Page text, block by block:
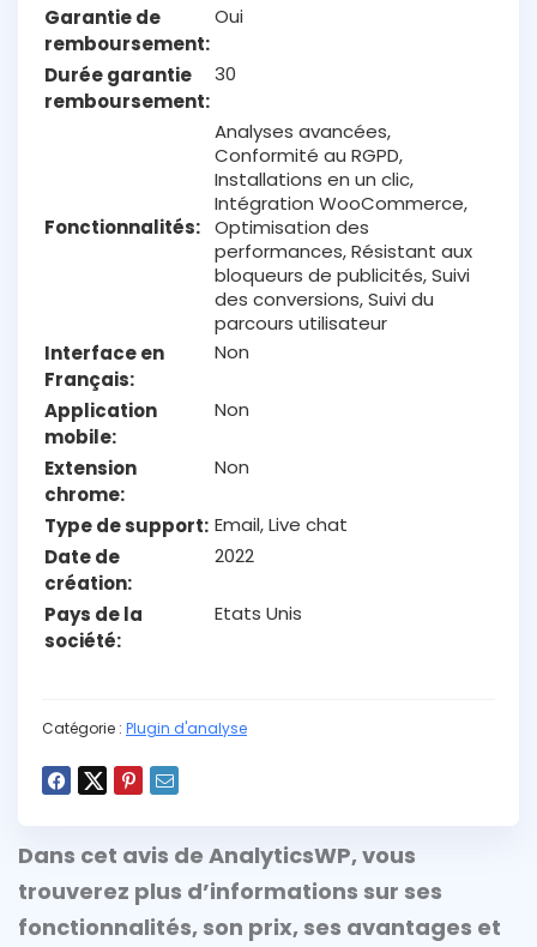
Garantie de
remboursement
Oui
Durée garantie
remboursement
30
Fonctionnalités
Analyses avancées,
Conformité au RGPD,
Installations en un clic,
Intégration WooCommerce,
Optimisation des
performances, Résistant aux
bloqueurs de publicités, Suivi
des conversions, Suivi du
parcours utilisateur
Interface en
Français
Non
Application
mobile
Non
Extension
chrome
Non
Type de support Email, Live chat
Date de
création
2022
Pays de la
société
Etats Unis
Catégorie : Plugin d'analyse
Dans cet avis de AnalyticsWP, vous
trouverez plus d’informations sur ses
fonctionnalités, son prix, ses avantages et